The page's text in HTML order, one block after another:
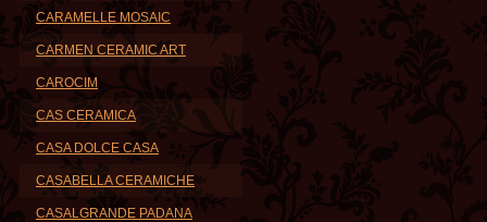
CARAMELLE MOSAIC
CARMEN CERAMIC ART
CAROCIM
CAS CERAMICA
CASA DOLCE CASA
CASABELLA CERAMICHE
CASALGRANDE PADANA